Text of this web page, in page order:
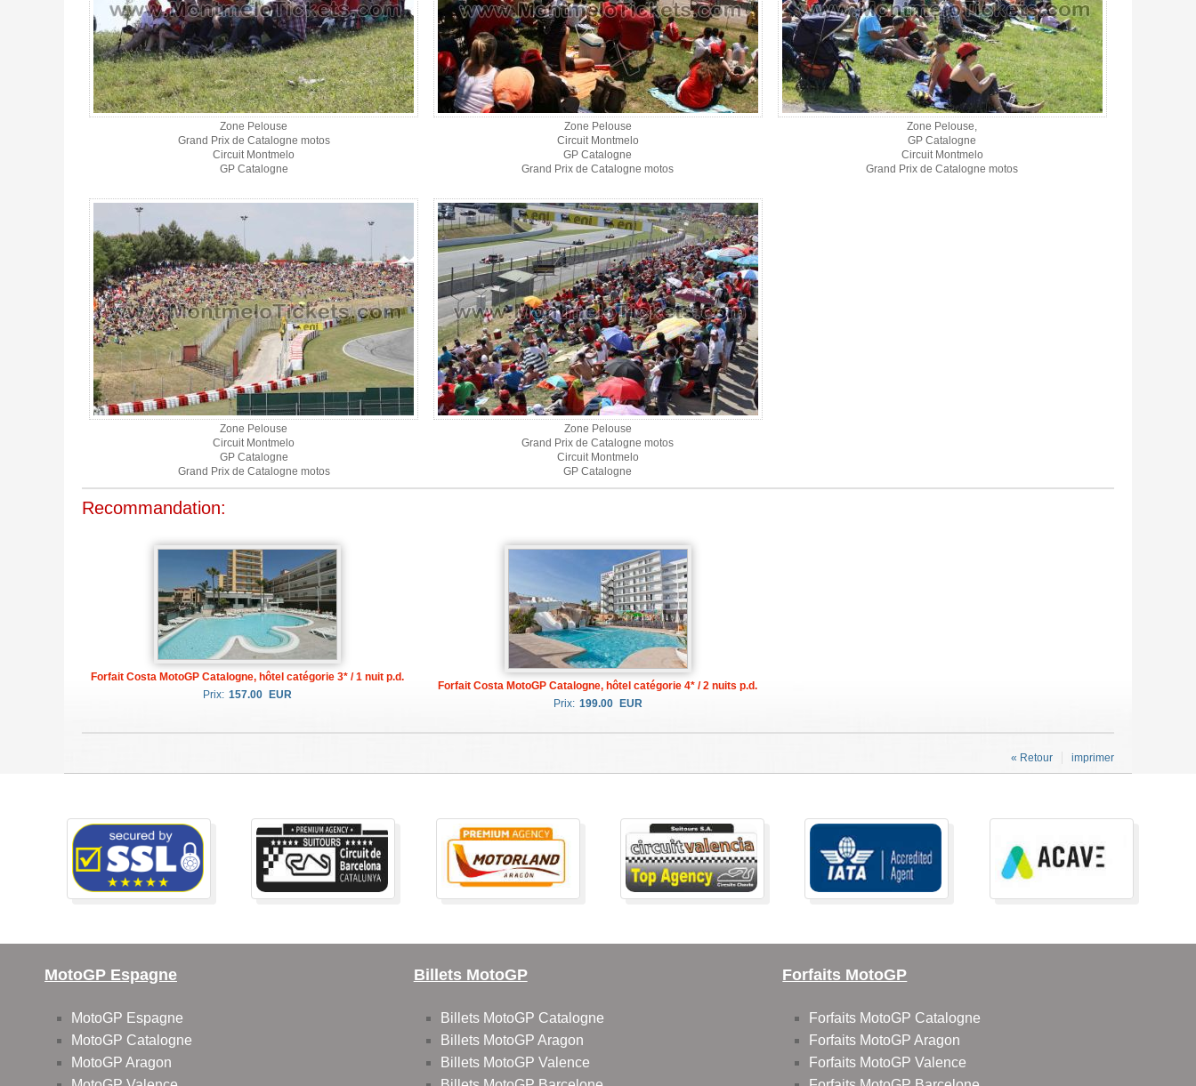
Zone Pelouse
Grand Prix de Catalogne motos
Circuit Montmelo
GP Catalogne
Zone Pelouse
Circuit Montmelo
GP Catalogne
Grand Prix de Catalogne motos
Zone Pelouse,
GP Catalogne
Circuit Montmelo
Grand Prix de Catalogne motos
Zone Pelouse
Circuit Montmelo
GP Catalogne
Grand Prix de Catalogne motos
Zone Pelouse
Grand Prix de Catalogne motos
Circuit Montmelo
GP Catalogne
Recommandation:
Forfait Costa MotoGP Catalogne, hôtel catégorie 3* / 1 nuit p.d.
Prix: 157.00 EUR
Forfait Costa MotoGP Catalogne, hôtel catégorie 4* / 2 nuits p.d.
Prix: 199.00 EUR
imprimer
« Retour
MotoGP Espagne
MotoGP Espagne
MotoGP Catalogne
MotoGP Aragon
Billets MotoGP
Billets MotoGP Catalogne
Billets MotoGP Aragon
Billets MotoGP Valence
Forfaits MotoGP
Forfaits MotoGP Catalogne
Forfaits MotoGP Aragon
Forfaits MotoGP Valence